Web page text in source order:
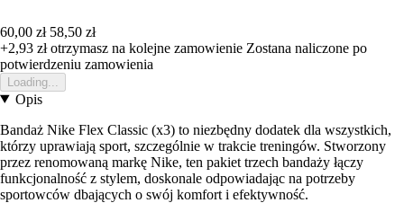
60,00 zł 58,50 zł
+2,93 złotrzymasz na kolejne zamowienie Zostana naliczone po
potwierdzeniu zamowienia
Loading...
Opis
Bandaż Nike Flex Classic (x3) to niezbędny dodatek dla wszystkich,
którzy uprawiają sport, szczególnie w trakcie treningów. Stworzony
przez renomowaną markę Nike, ten pakiet trzech bandaży łączy
funkcjonalność z stylem, doskonale odpowiadając na potrzeby
sportowców dbających o swój komfort i efektywność.